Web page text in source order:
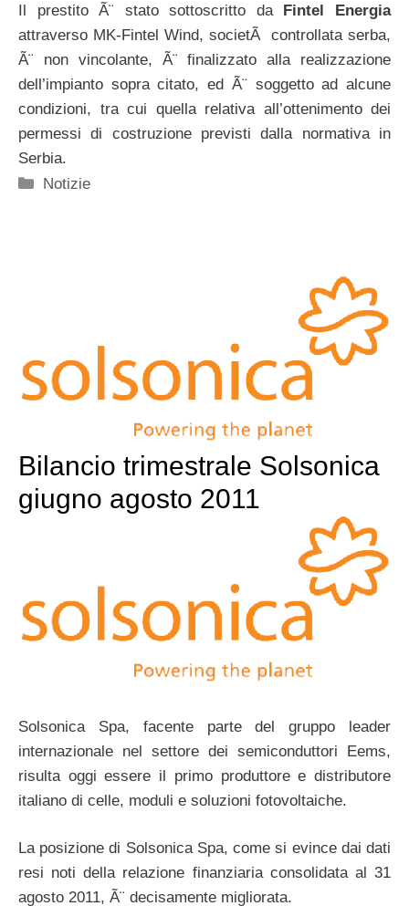
Il prestito Ã¨ stato sottoscritto da Fintel Energia
attraverso MK-Fintel Wind, societÃ controllata serba,
Ã¨ non vincolante, Ã¨ finalizzato alla realizzazione
dell’impianto sopra citato, ed Ã¨ soggetto ad alcune
condizioni, tra cui quella relativa all’ottenimento dei
permessi di costruzione previsti dalla normativa in
Serbia.
Categorie
Notizie
Bilancio trimestrale Solsonica
giugno agosto 2011
Solsonica Spa, facente parte del gruppo leader
internazionale nel settore dei semiconduttori Eems,
risulta oggi essere il primo produttore e distributore
italiano di celle, moduli e soluzioni fotovoltaiche.
La posizione di Solsonica Spa, come si evince dai dati
resi noti della relazione finanziaria consolidata al 31
agosto 2011, Ã¨ decisamente migliorata.